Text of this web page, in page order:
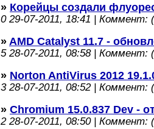
» Корейцы создали
029-07-2011, 18:41 | Коммент:
» AMD Catalyst 11.7 -
528-07-2011, 08:58 | Коммент:
» Norton AntiVirus 2012
328-07-2011, 08:52 | Коммент:
» Chromium 15.0.837 Dev -
228-07-2011, 08:50 | Коммент: